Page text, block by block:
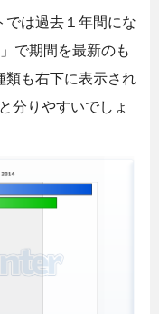
では過去１年間にな
で期間を最新のも
類も右下に表示され
分りやすいでしょ